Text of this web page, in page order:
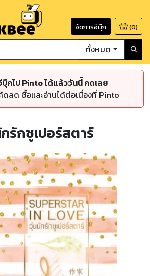
จัดการอีบุ๊ก (0)
ทั้งหมด
บุ๊กไป Pinto ได้แล้ววันนี้ กดเลย
ดลด ซื้อและอ่านได้ต่อเนื่องที่ Pinto
รักซูเปอร์สตาร์